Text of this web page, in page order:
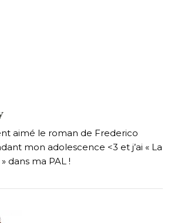
aimé le roman de Frederico
mon adolescence <3 et j’ai « La
dans ma PAL !